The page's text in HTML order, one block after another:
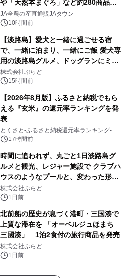
や「天然本まぐろ」など約280商品を
販売！～毎月１０日の定例企画～
JA全農の産直通販JAタウン
10時間前
【淡路島】愛犬と一緒に過ごせる宿
で、一緒に泊まり、一緒にご飯 愛犬専
用の淡路島グルメ、ドッグランにミニ
プール グランピングとトレーラーハウ
スの2施設で
株式会社ぷらど
15時間前
【2026年8月版】ふるさと納税でもら
える『玄米』の還元率ランキングを発
表
とくさと-ふるさと納税還元率ランキング-
17時間前
時間に追われず、丸ごと1日淡路島グ
ルメと観光、レジャー施設で クラブハ
ウスのようなプールと、変わった形の
サウナも 「THE BOXY AWAJI」のお
得な素泊まり連泊プランで
株式会社ぷらど
1日前
北前船の歴史が息づく港町・三国湊で
上質な滞在を 「オーベルジュほまち
三國湊」 1泊2食付の旅行商品を発売
株式会社ぷらど
1日前